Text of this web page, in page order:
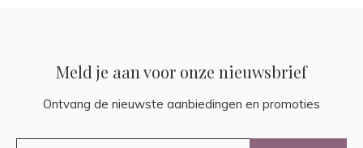
Meld je aan voor onze nieuwsbrief
Ontvang de nieuwste aanbiedingen en promoties